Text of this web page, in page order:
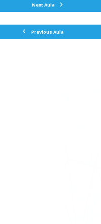
Previous Aula
Next Aula